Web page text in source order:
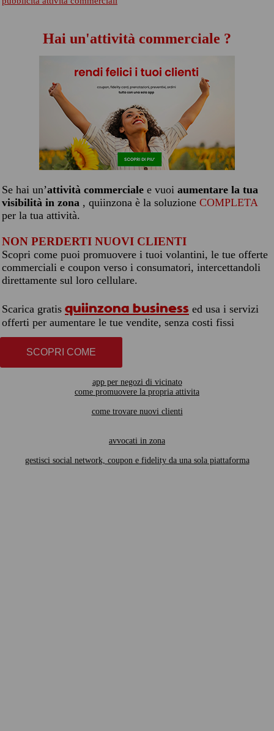
Hai un'attività commerciale ?
Se hai un’attività commerciale e vuoi aumentare la tua
visibilità in zona , quiinzona è la soluzione COMPLETA
per la tua attività.
NON PERDERTI NUOVI CLIENTI
Scopri come puoi promuovere i tuoi volantini, le tue offerte
commerciali e coupon verso i consumatori, intercettandoli
direttamente sul loro cellulare.
Scarica gratis quiinzona business ed usa i servizi
offerti per aumentare le tue vendite, senza costi fissi
SCOPRI COME
app per negozi di vicinato
come promuovere la propria attivita
come trovare nuovi clienti
avvocati in zona
gestisci social network, coupon e fidelity da una sola piattaforma